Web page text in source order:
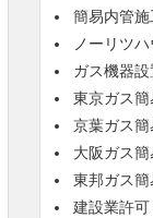
簡易内管
ノーリツ
ガス機器
東京ガス
京葉ガス
大阪ガス
東邦ガス
建設業許